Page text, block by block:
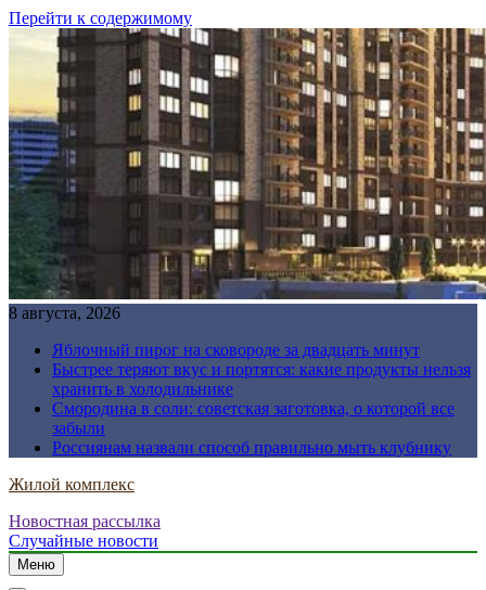
Перейти к содержимому
8 августа, 2026
Яблочный пирог на сковороде за двадцать минут
Быстрее теряют вкус и портятся: какие продукты нельзя
хранить в холодильнике
Смородина в соли: советская заготовка, о которой все
забыли
Россиянам назвали способ правильно мыть клубнику
Жилой комплекс
Новостная рассылка
Случайные новости
Меню